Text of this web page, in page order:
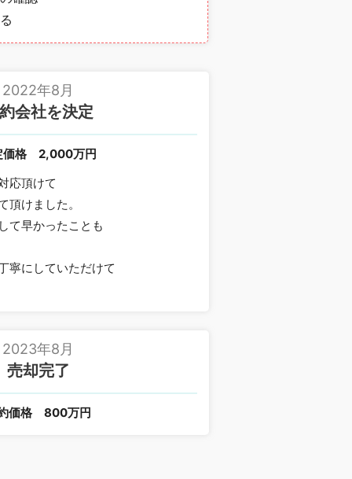
2022年8月
会社を決定
価格
2,000万円
応頂けて
頂けました。
て早かったことも
寧にしていただけて
2023年8月
売却完了
価格 800万円